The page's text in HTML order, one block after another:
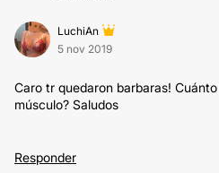
LuchiAn
5 nov 2019
Caro tr quedaron barbaras!
músculo? Saludos
Responder